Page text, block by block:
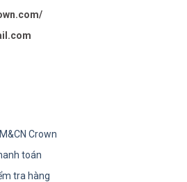
Crown
toán
tra hàng